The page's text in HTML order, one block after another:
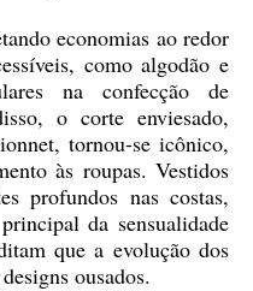
economias ao redor
como algodão e
na confecção de
o corte enviesado,
tornou-se icônico,
às roupas. Vestidos
profundos nas costas,
da sensualidade
que a evolução dos
ousados.